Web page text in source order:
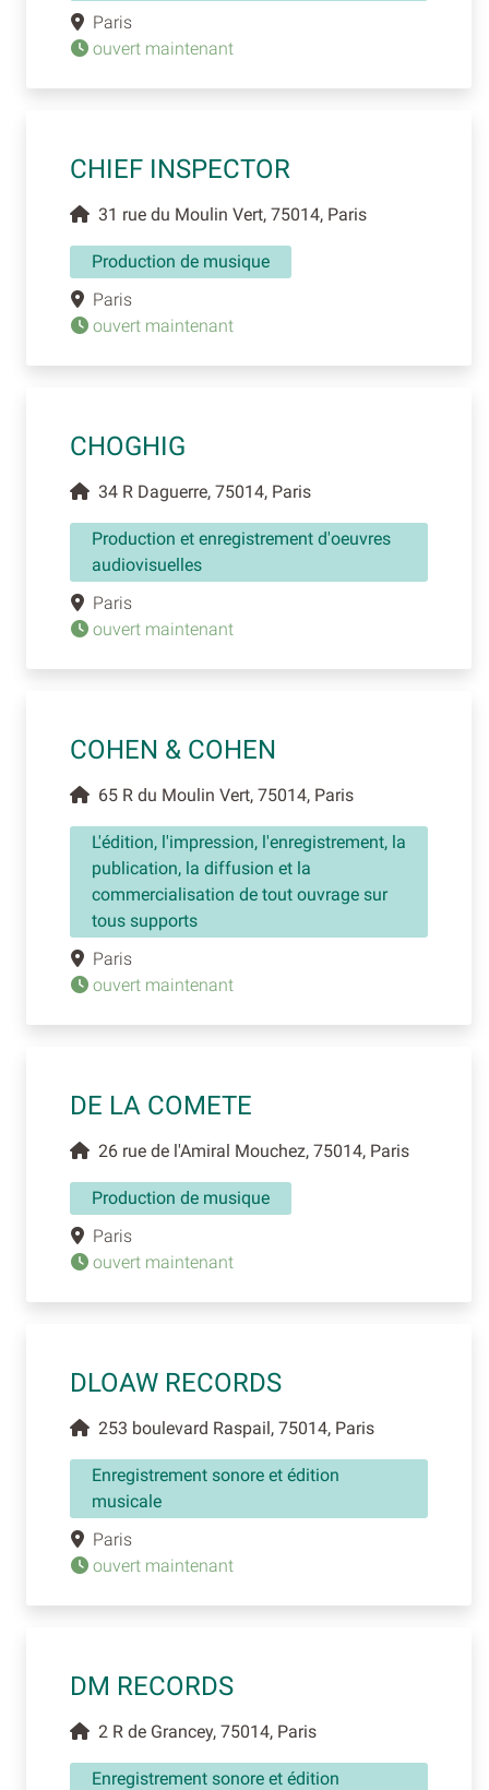
Paris
ouvert maintenant
CHIEF INSPECTOR
31 rue du Moulin Vert, 75014, Paris
Production de musique
Paris
ouvert maintenant
CHOGHIG
34 R Daguerre, 75014, Paris
Production et enregistrement d'oeuvres
audiovisuelles
Paris
ouvert maintenant
COHEN & COHEN
65 R du Moulin Vert, 75014, Paris
L'édition, l'impression, l'enregistrement, la
publication, la diffusion et la
commercialisation de tout ouvrage sur
tous supports
Paris
ouvert maintenant
DE LA COMETE
26 rue de l'Amiral Mouchez, 75014, Paris
Production de musique
Paris
ouvert maintenant
DLOAW RECORDS
253 boulevard Raspail, 75014, Paris
Enregistrement sonore et édition
musicale
Paris
ouvert maintenant
DM RECORDS
2 R de Grancey, 75014, Paris
Enregistrement sonore et édition